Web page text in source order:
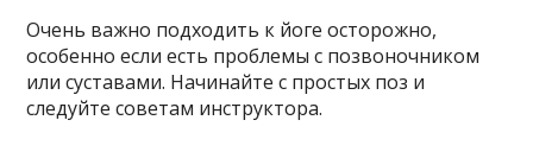
Очень важно подходить к йоге осторожно,
особенно если есть проблемы с позвоночником
или суставами. Начинайте с простых поз и
следуйте советам инструктора.